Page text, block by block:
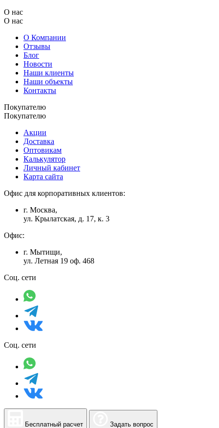
О нас
О нас
О Компании
Отзывы
Блог
Новости
Наши клиенты
Наши объекты
Контакты
Покупателю
Покупателю
Акции
Доставка
Оптовикам
Калькулятор
Личный кабинет
Карта сайта
Офис для корпоративных клиентов:
г. Москва,
ул. Крылатская, д. 17, к. 3
Офис:
г. Мытищи,
ул. Летная 19 оф. 468
Соц. сети
Соц. сети
Бесплатный расчет Задать вопрос